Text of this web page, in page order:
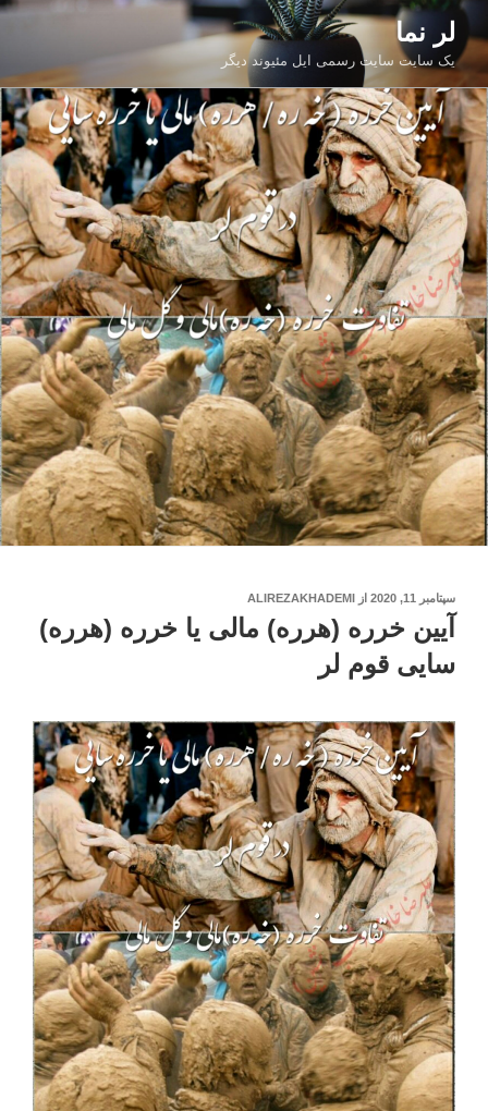
رفتن
به
محتوا
لر نما
یک سایت سایت رسمی ایل مئیوند دیگر
نوشته‌شده
در
سپتامبر 11, 2020 از ALIREZAKHADEMI
آیین خرره (هرره) مالی یا خرره (هرره)
سایی قوم لر